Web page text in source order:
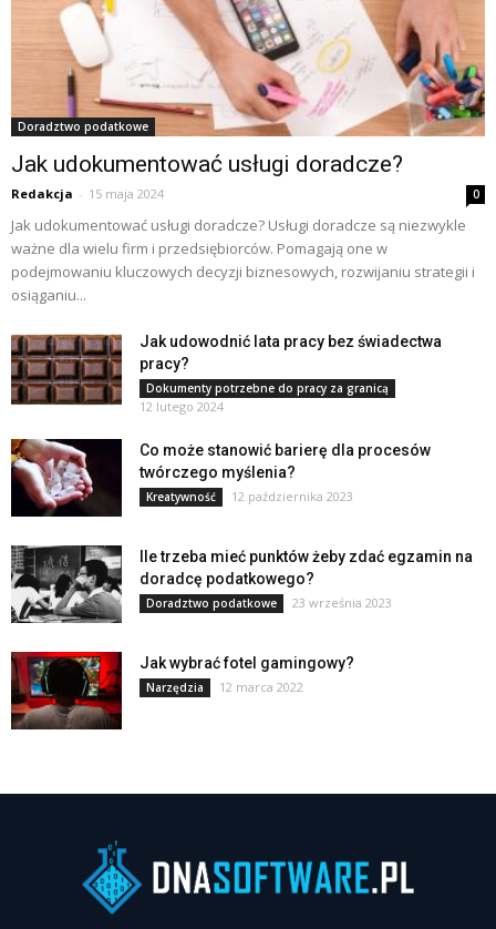
Doradztwo podatkowe
Jak udokumentować usługi doradcze?
Redakcja - 15 maja 2024 0
Jak udokumentować usługi doradcze? Usługi doradcze są niezwykle
ważne dla wielu firm i przedsiębiorców. Pomagają one w
podejmowaniu kluczowych decyzji biznesowych, rozwijaniu strategii i
osiąganiu...
Jak udowodnić lata pracy bez świadectwa
pracy?
Dokumenty potrzebne do pracy za granicą
12 lutego 2024
Co może stanowić barierę dla procesów
twórczego myślenia?
Kreatywność 12 października 2023
Ile trzeba mieć punktów żeby zdać egzamin na
doradcę podatkowego?
Doradztwo podatkowe 23 września 2023
Jak wybrać fotel gamingowy?
Narzędzia 12 marca 2022